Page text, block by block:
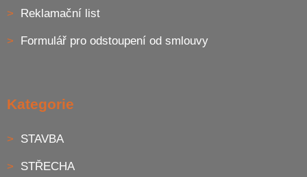
Reklamační list
Formulář pro odstoupení od smlouvy
Kategorie
STAVBA
STŘECHA